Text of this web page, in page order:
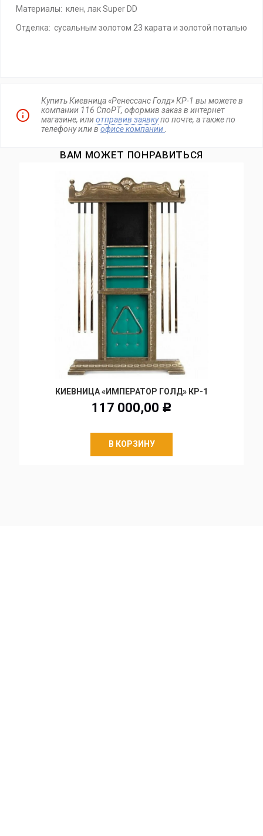
Материалы: клен, лак Super DD
Отделка: сусальным золотом 23 карата и золотой поталью
Купить Киевница «Ренессанс Голд» КР-1 вы можете в
компании 116 СпоРТ, оформив заказ в интернет
магазине, илиотправив заявкупо почте, а также по
телефонуили в офисе компании
ВАМ МОЖЕТ ПОНРАВИТЬСЯ
КИЕВНИЦА «ИМПЕРАТОР ГОЛД» КР-1
117 000,00 Р
В КОРЗИНУ